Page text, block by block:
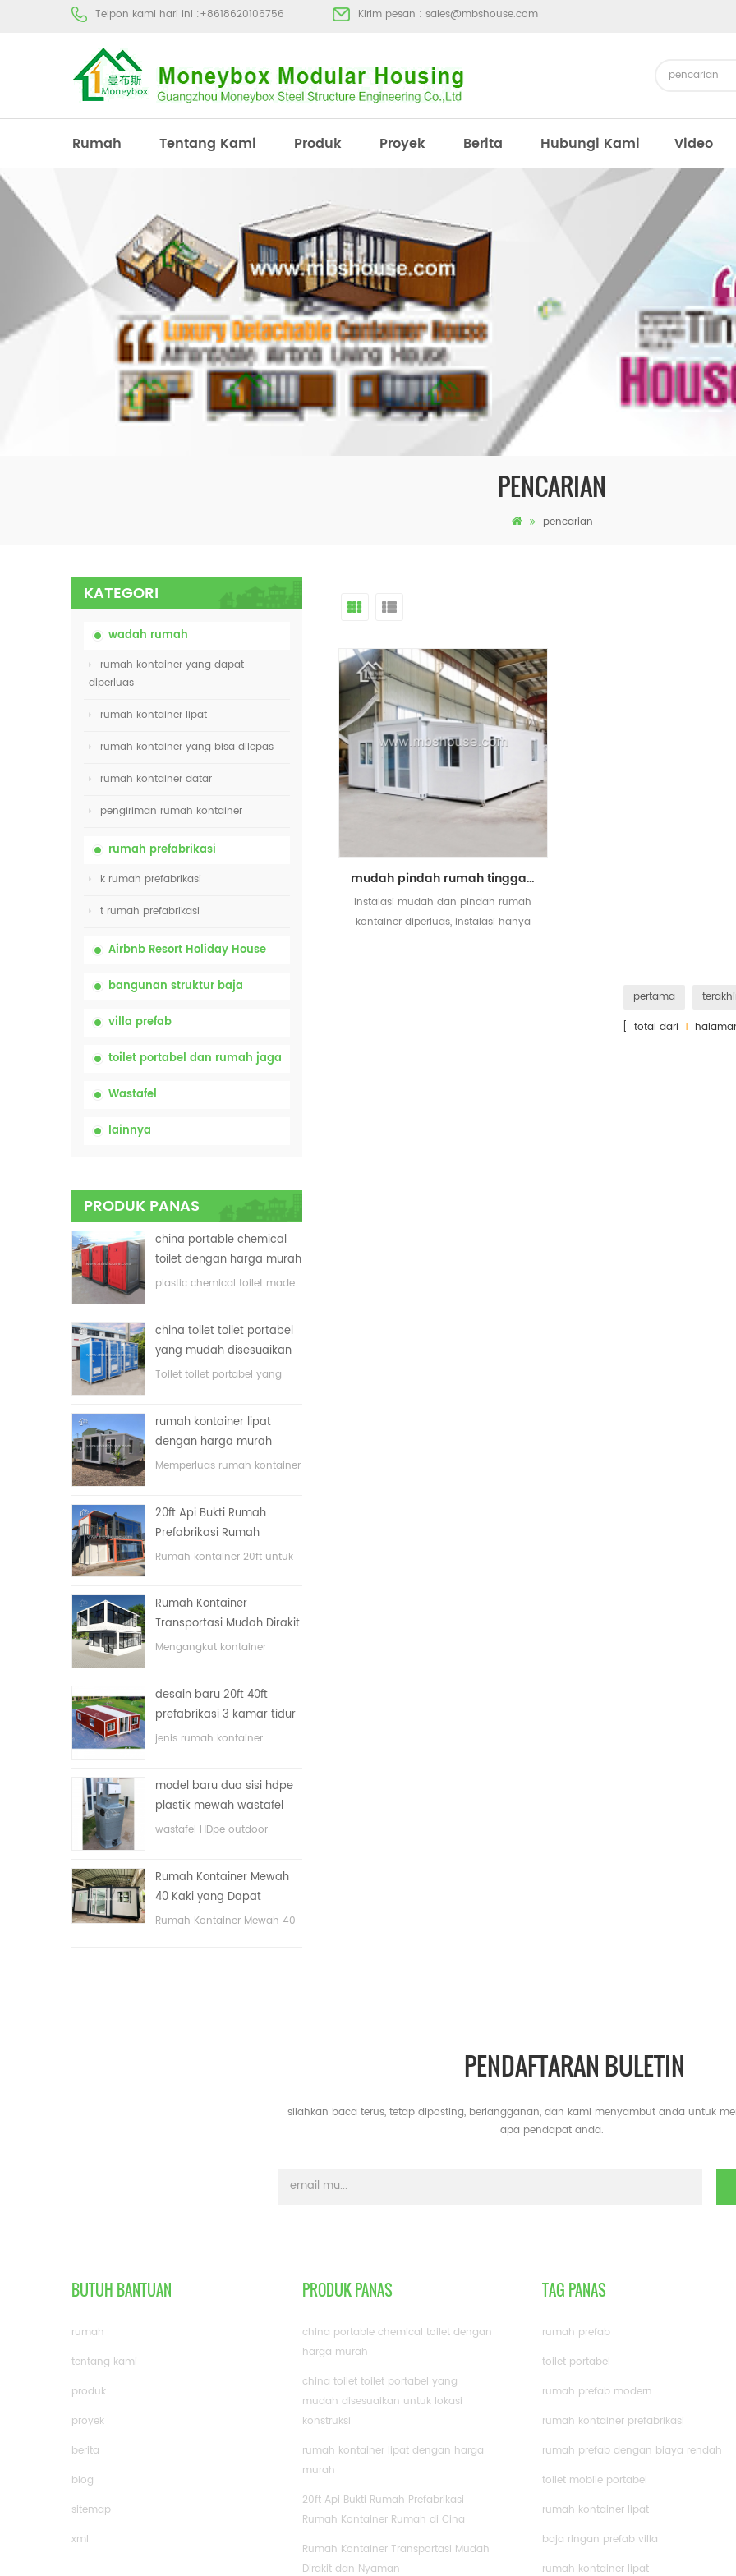
Telpon kami hari ini :+8618620106756 Kirim pesan : sales@mbshouse.com
Rumah Tentang Kami Produk Proyek Berita Hubungi Kami Video
PENCARIAN
pencarian
KATEGORI
wadah rumah
rumah kontainer yang dapat
diperluas
rumah kontainer lipat
rumah kontainer yang bisa dilepas
rumah kontainer datar
pengiriman rumah kontainer
rumah prefabrikasi
k rumah prefabrikasi
t rumah prefabrikasi
Airbnb Resort Holiday House
bangunan struktur baja
villa prefab
toilet portabel dan rumah jaga
Wastafel
lainnya
PRODUK PANAS
china portable chemical
toilet dengan harga murah
plastic chemical toilet made
china toilet toilet portabel
yang mudah disesuaikan
untuk lokasi konstruksi
Toilet toilet portabel yang
rumah kontainer lipat
dengan harga murah
Memperluas rumah kontainer
20ft Api Bukti Rumah
Prefabrikasi Rumah
Kontainer Rumah di Cina
Rumah kontainer 20ft untuk
Rumah Kontainer
Transportasi Mudah Dirakit
dan Nyaman
Mengangkut kontainer
desain baru 20ft 40ft
prefabrikasi 3 kamar tidur
rumah kontainer kecil
jenis rumah kontainer
kamar tidur, satu kamar
mandi dan dengan sistem
listrik.
model baru dua sisi hdpe
plastik mewah wastafel
kamar mandi umum
wastafel HDpe outdoor
nbsp;
Rumah Kontainer Mewah
40 Kaki yang Dapat
Diperluas Dengan Tiga
Rumah Kontainer Mewah 40
mudah pindah rumah tinggal kontainer diperluas untuk dijual
instalasi mudah dan pindah rumah
kontainer diperluas, instalasi hanya
pertama
[ total dari 1
PENDAFTARAN BULETIN
silahkan baca terus, tetap diposting, berlangganan, dan kami menyambut anda untuk
apa pendapat anda.
BUTUH BANTUAN
rumah
tentang kami
produk
proyek
berita
blog
sitemap
xml
PRODUK PANAS
china portable chemical toilet dengan
harga murah
china toilet toilet portabel yang
mudah disesuaikan untuk lokasi
konstruksi
rumah kontainer lipat dengan harga
murah
20ft Api Bukti Rumah Prefabrikasi
Rumah Kontainer Rumah di Cina
Rumah Kontainer Transportasi Mudah
Dirakit dan Nyaman
TAG PANAS
rumah prefab
toilet portabel
rumah prefab modern
rumah kontainer prefabrikasi
rumah prefab dengan biaya rendah
toilet mobile portabel
rumah kontainer lipat
baja ringan prefab villa
rumah kontainer lipat